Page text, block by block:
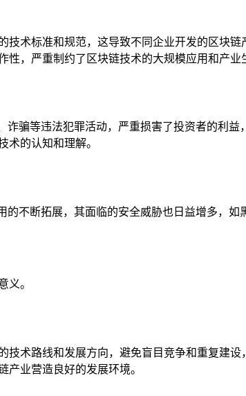
术标准和规范，这导致不同企业开发的区块
，严重制约了区块链技术的大规模应用和产业
骗等违法犯罪活动，严重损害了投资者的利
术的认知和理解。
不断拓展，其面临的安全威胁也日益增多，如
义。
术路线和发展方向，避免盲目竞争和重复建
业营造良好的发展环境。